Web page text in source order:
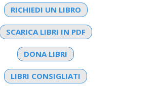
RICHIEDI UN LIBRO
SCARICA LIBRI IN PDF
DONA LIBRI
LIBRI CONSIGLIATI